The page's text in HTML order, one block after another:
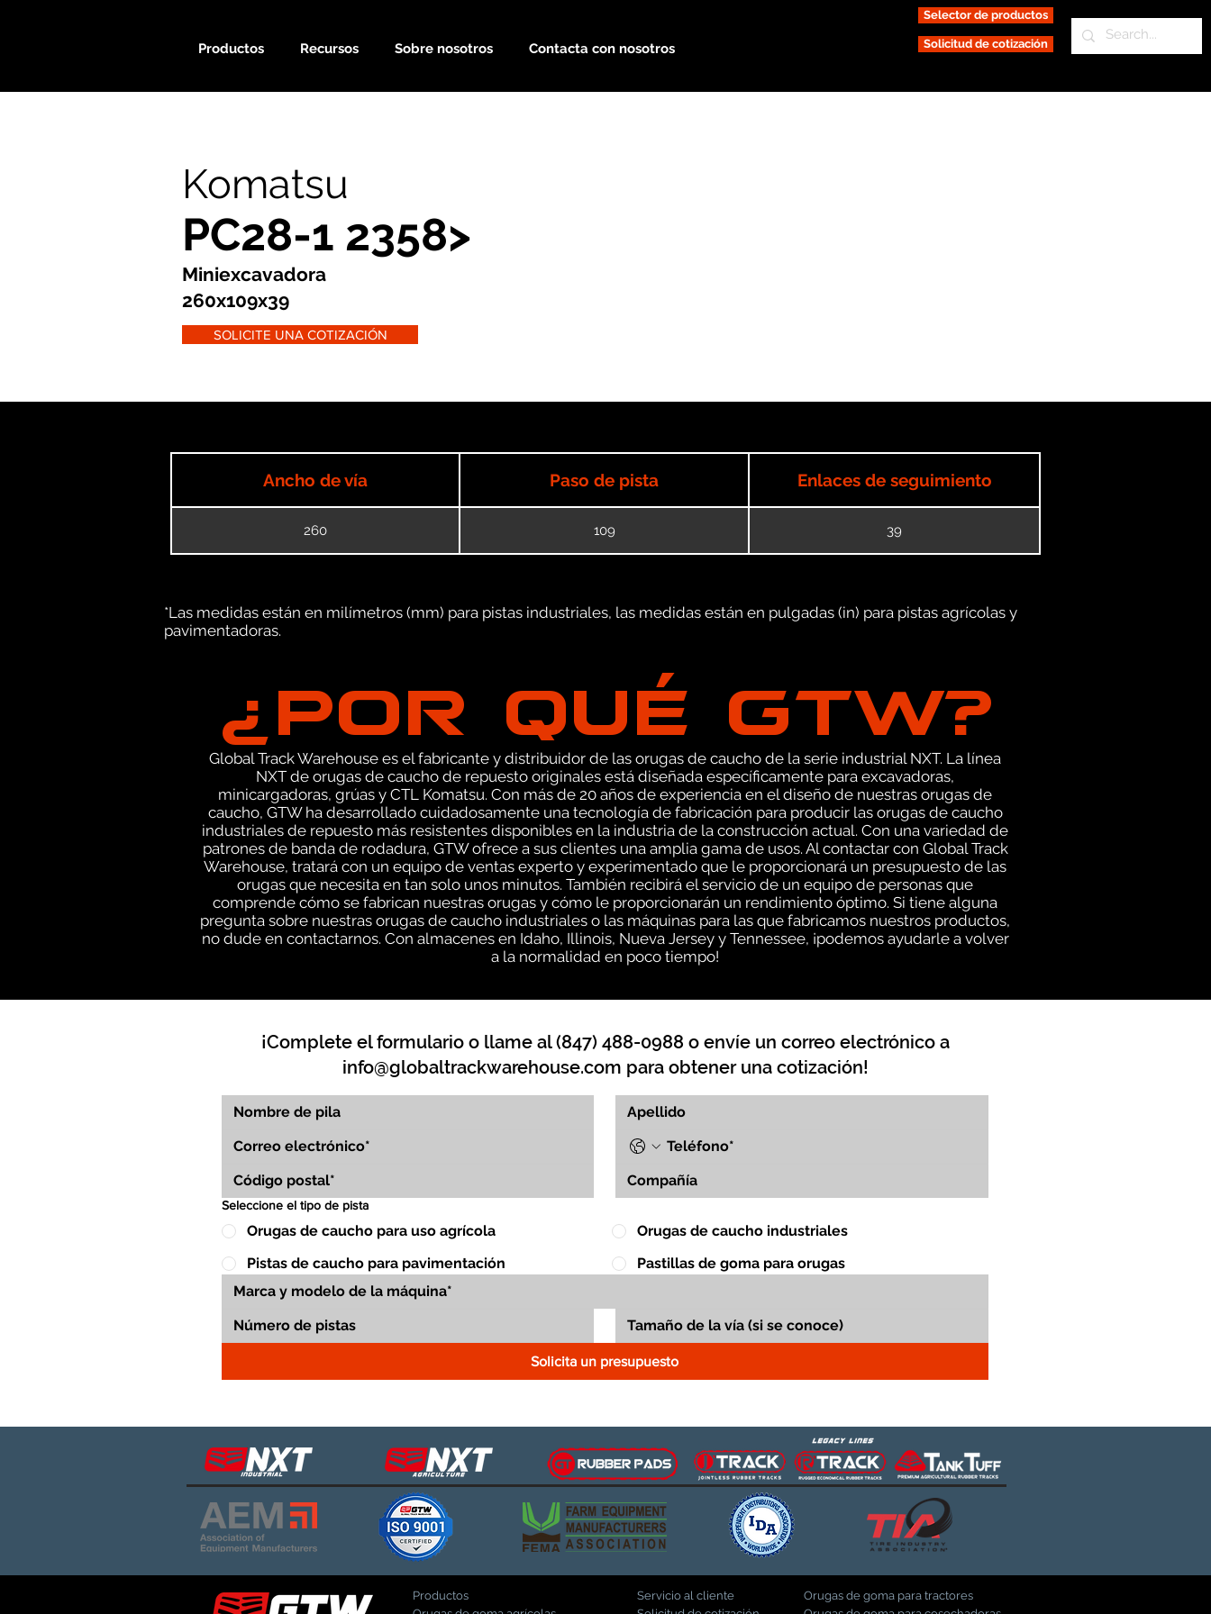
Productos Recursos Sobre nosotros Contacta con nosotros
Selector de productos
Solicitud de cotización
Komatsu
PC28-1 2358>
Miniexcavadora
260x109x39
SOLICITE UNA COTIZACIÓN
Ancho de vía Paso de pista Enlaces de seguimiento
260 109 39
*Las medidas están en milímetros (mm) para pistas industriales, las medidas están en pulgadas (in) para pistas agrícolas y
pavimentadoras.
¿POR QUÉ GTW?
Global Track Warehouse es el fabricante y distribuidor de las orugas de caucho de la serie industrial NXT. La línea
NXT de orugas de caucho de repuesto originales está diseñada específicamente para excavadoras,
minicargadoras, grúas y CTL Komatsu. Con más de 20 años de experiencia en el diseño de nuestras orugas de
caucho, GTW ha desarrollado cuidadosamente una tecnología de fabricación para producir las orugas de caucho
industriales de repuesto más resistentes disponibles en la industria de la construcción actual. Con una variedad de
patrones de banda de rodadura, GTW ofrece a sus clientes una amplia gama de usos. Al contactar con Global Track
Warehouse, tratará con un equipo de ventas experto y experimentado que le proporcionará un presupuesto de las
orugas que necesita en tan solo unos minutos. También recibirá el servicio de un equipo de personas que
comprende cómo se fabrican nuestras orugas y cómo le proporcionarán un rendimiento óptimo. Si tiene alguna
pregunta sobre nuestras orugas de caucho industriales o las máquinas para las que fabricamos nuestros productos,
no dude en contactarnos. Con almacenes en Idaho, Illinois, Nueva Jersey y Tennessee, ¡podemos ayudarle a volver
a la normalidad en poco tiempo!
¡Complete el formulario o llame al (847) 488-0988 o envíe un correo electrónico a
info@globaltrackwarehouse.com para obtener una cotización!
Seleccione el tipo de pista
Orugas de caucho para uso agrícola
Orugas de caucho industriales
Pistas de caucho para pavimentación
Pastillas de goma para orugas
Solicita un presupuesto
Productos
Servicio al cliente
Orugas de goma para tractores